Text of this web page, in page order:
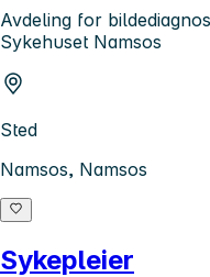
Avdeling for
Sykehuset Namsos
Sted
Namsos, Namsos
Sykepleier